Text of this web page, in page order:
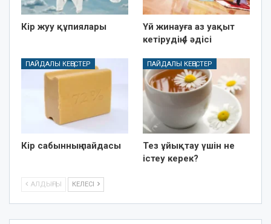
Кір жуу құпиялары
Үй жинауға аз уақыт
кетірудің 4 әдісі
ПАЙДАЛЫ КЕҢЕСТЕР
Кір сабынның пайдасы
ПАЙДАЛЫ КЕҢЕСТЕР
Тез ұйықтау үшін не
істеу керек?
АЛДЫҢҒЫ КЕЛЕСІ